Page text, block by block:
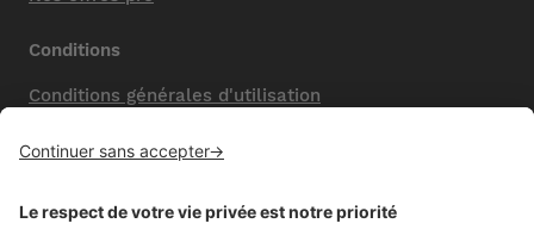
Conditions
Conditions générales d'utilisation
Nos honoraires de vente
Politique de confidentialité